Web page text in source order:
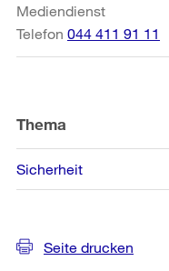
Mediendienst
Telefon 044 411 91 11
Thema
Sicherheit
Seite drucken